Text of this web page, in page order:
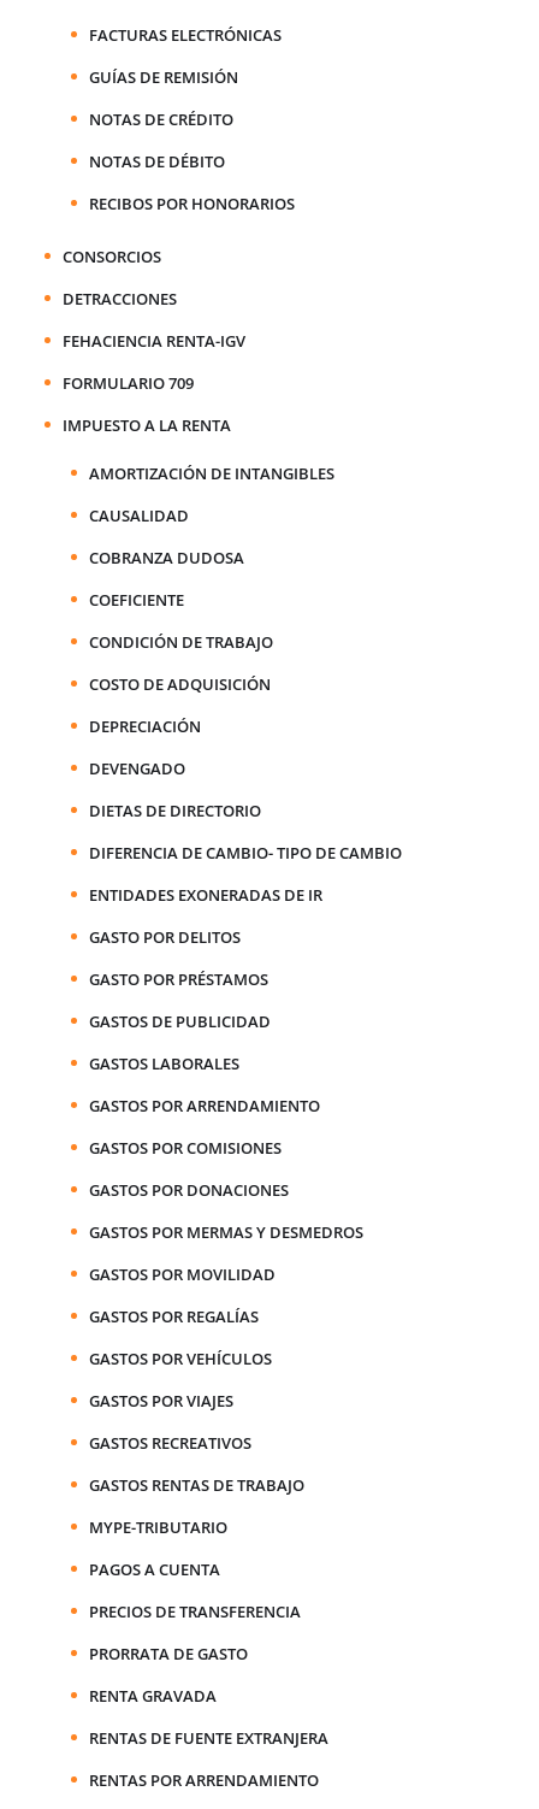
FACTURAS ELECTRÓNICAS
GUÍAS DE REMISIÓN
NOTAS DE CRÉDITO
NOTAS DE DÉBITO
RECIBOS POR HONORARIOS
CONSORCIOS
DETRACCIONES
FEHACIENCIA RENTA-IGV
FORMULARIO 709
IMPUESTO A LA RENTA
AMORTIZACIÓN DE INTANGIBLES
CAUSALIDAD
COBRANZA DUDOSA
COEFICIENTE
CONDICIÓN DE TRABAJO
COSTO DE ADQUISICIÓN
DEPRECIACIÓN
DEVENGADO
DIETAS DE DIRECTORIO
DIFERENCIA DE CAMBIO- TIPO DE CAMBIO
ENTIDADES EXONERADAS DE IR
GASTO POR DELITOS
GASTO POR PRÉSTAMOS
GASTOS DE PUBLICIDAD
GASTOS LABORALES
GASTOS POR ARRENDAMIENTO
GASTOS POR COMISIONES
GASTOS POR DONACIONES
GASTOS POR MERMAS Y DESMEDROS
GASTOS POR MOVILIDAD
GASTOS POR REGALÍAS
GASTOS POR VEHÍCULOS
GASTOS POR VIAJES
GASTOS RECREATIVOS
GASTOS RENTAS DE TRABAJO
MYPE-TRIBUTARIO
PAGOS A CUENTA
PRECIOS DE TRANSFERENCIA
PRORRATA DE GASTO
RENTA GRAVADA
RENTAS DE FUENTE EXTRANJERA
RENTAS POR ARRENDAMIENTO